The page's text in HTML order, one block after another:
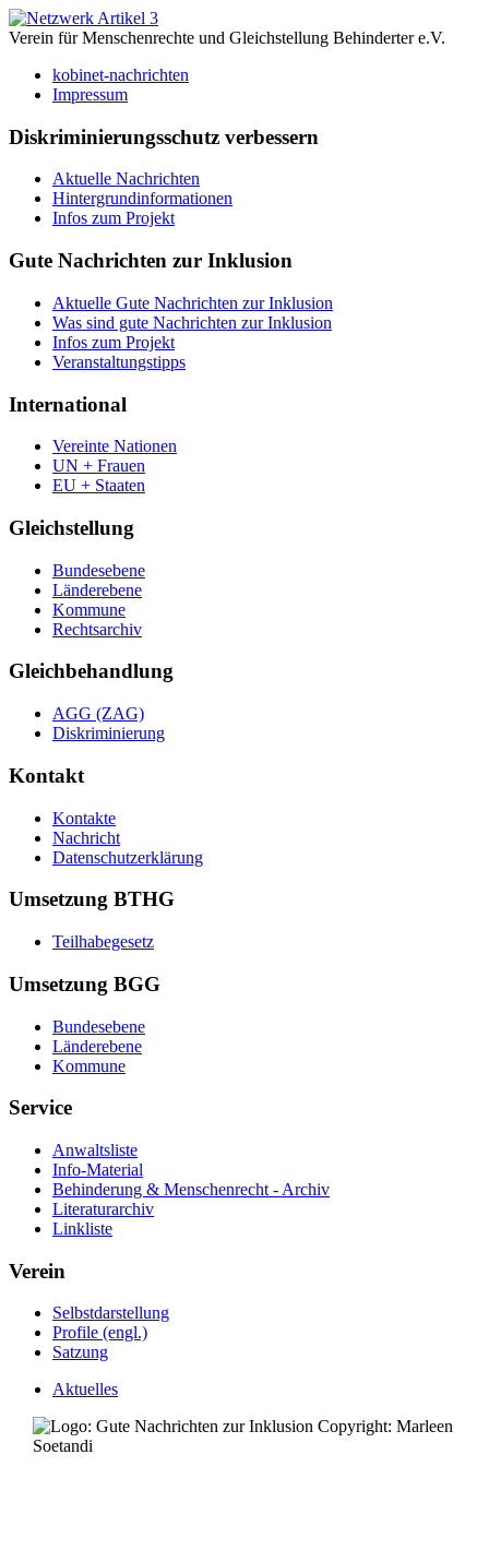
Verein für Menschenrechte und Gleichstellung Behinderter e.V.
kobinet-nachrichten
Impressum
Diskriminierungsschutz verbessern
Aktuelle Nachrichten
Hintergrundinformationen
Infos zum Projekt
Gute Nachrichten zur Inklusion
Aktuelle Gute Nachrichten zur Inklusion
Was sind gute Nachrichten zur Inklusion
Infos zum Projekt
Veranstaltungstipps
International
Vereinte Nationen
UN + Frauen
EU + Staaten
Gleichstellung
Bundesebene
Länderebene
Kommune
Rechtsarchiv
Gleichbehandlung
AGG (ZAG)
Diskriminierung
Kontakt
Kontakte
Nachricht
Datenschutzerklärung
Umsetzung BTHG
Teilhabegesetz
Umsetzung BGG
Bundesebene
Länderebene
Kommune
Service
Anwaltsliste
Info-Material
Behinderung & Menschenrecht - Archiv
Literaturarchiv
Linkliste
Verein
Selbstdarstellung
Profile (engl.)
Satzung
Aktuelles